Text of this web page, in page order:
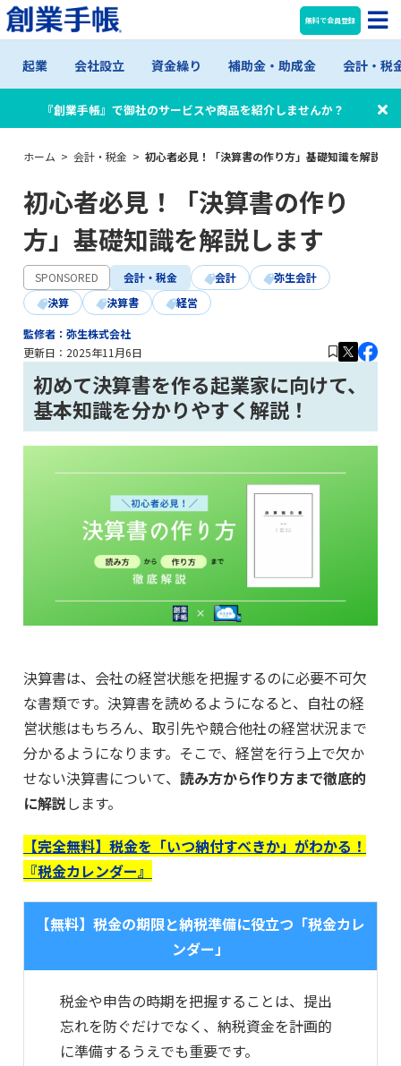
無料で会員登録
起業 会社設立 資金繰り 補助金・助成金 会計・税
『創業手帳』で御社のサービスや商品を紹介しませんか？
ホーム > 会計・税金 > 初心者必見！「決算書の作り方」基礎知識を解説し
初心者必見！「決算書の作り
方」基礎知識を解説します
SPONSORED 会計・税金 会計
弥生会計
決算
決算書 経営
監修者：弥生株式会社
更新日： 2025年11月6日
初めて決算書を作る起業家に向けて、
基本知識を分かりやすく解説！
決算書は、会社の経営状態を把握するのに必要不可欠
な書類です。決算書を読めるようになると、自社の経
営状態はもちろん、取引先や競合他社の経営状況まで
分かるようになります。そこで、経営を行う上で欠か
せない決算書について、 読み方から作り方まで徹底的
に解説します。
【完全無料】税金を「いつ納付すべきか」がわかる！
『税金カレンダー』
【無料】税金の期限と納税準備に役立つ「税金カレ
ンダー」
税金や申告の時期を把握することは、提出
忘れを防ぐだけでなく、納税資金を計画的
に準備するうえでも重要です。